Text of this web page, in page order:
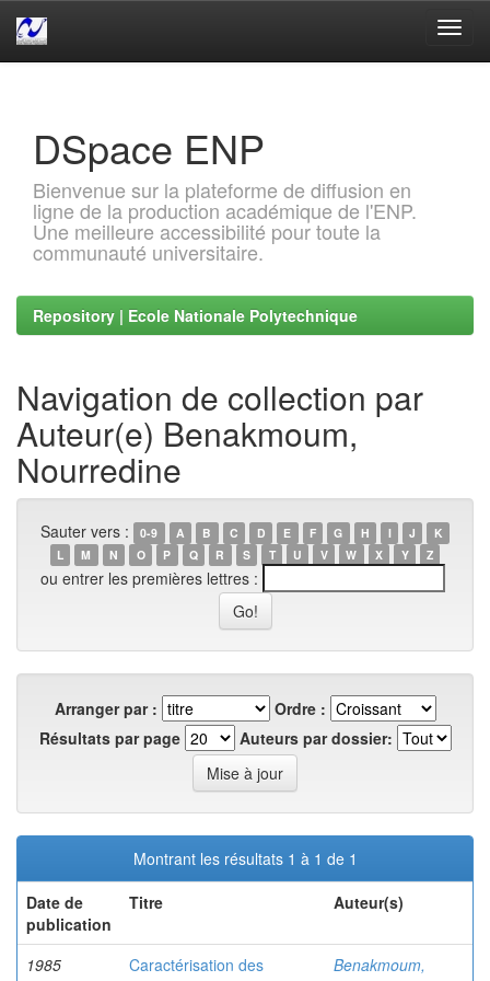
DSpace ENP
Bienvenue sur la plateforme de diffusion en
ligne de la production académique de l'ENP.
Une meilleure accessibilité pour toute la
communauté universitaire.
Repository | Ecole Nationale Polytechnique
Navigation de collection par
Auteur(e) Benakmoum,
Nourredine
Sauter vers : 0-9 A B C D E F G H I J
K
L
M N O P Q R S T U V W X Y Z
ou entrer les premières lettres :
Arranger par :
Ordre :
Résultats par page
Auteurs par dossier:
Montrant les résultats 1 à 1 de 1
Date de
publication
Titre Auteur(s)
1985
Caractérisation des
Benakmoum,